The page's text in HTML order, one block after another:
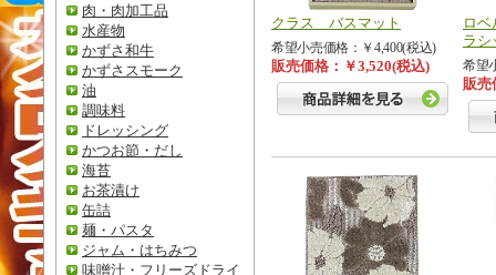
肉・肉加工品
水産物
かずさ和牛
かずさスモーク
油
調味料
ドレッシング
かつお節・だし
海苔
お茶漬け
缶詰
麺・パスタ
ジャム・はちみつ
味噌汁・フリーズドライ
クラス バスマット
希望小売価格：￥4,400(税込)
販売価格：￥3,520(税込)
ロ
ラ
希望
販売